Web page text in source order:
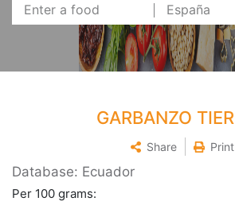
GARBANZO
Share Print
Database: Ecuador
Per 100 grams: